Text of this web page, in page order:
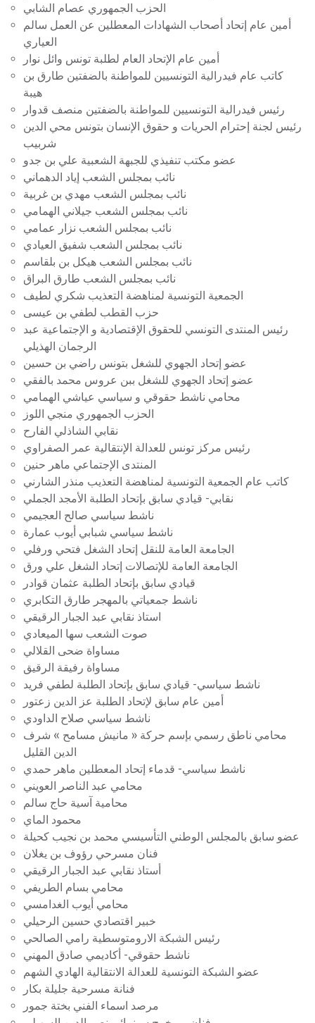
الحزب الجمهوري عصام الشابي
أمين عام إتحاد أصحاب الشهادات المعطلين عن العمل سالم
العياري
أمين عام الإتحاد العام لطلبة تونس وائل نوار
كاتب عام فيدرالية التونسيين للمواطنة بالضفتين طارق بن
هيبة
رئيس فيدرالية التونسيين للمواطنة بالضفتين منصف قدوار
رئيس لجنة إحترام الحريات و حقوق الإنسان بتونس محي الدين
شربيب
عضو مكتب تنفيذي للجبهة الشعبية علي بن جدو
نائب بمجلس الشعب إياد الدهماني
نائب بمجلس الشعب مهدي بن غربية
نائب بمجلس الشعب جيلاني الهمامي
نائب بمجلس الشعب نزار عمامي
نائب بمجلس الشعب شفيق العيادي
نائب بمجلس الشعب هيكل بن بلقاسم
نائب بمجلس الشعب طارق البراق
الجمعية التونسية لمناهضة التعذيب شكري لطيف
حزب القطب لطفي بن عيسى
رئيس المنتدى التونسي للحقوق الإقتصادية و الإجتماعية عبد
الرجمان الهذيلي
عضو إتحاد الجهوي للشغل بتونس راضي بن حسين
عضو إتحاد الجهوي للشغل ببن عروس محمد بالفقي
محامي ناشط حقوقي و سياسي عياشي الهمامي
الحزب الجمهوري منجي اللوز
نقابي الشاذلي الفارح
رئيس مركز تونس للعدالة الإنتقالية عمر الصفراوي
المنتدى الإجتماعي ماهر حنين
كاتب عام الجمعية التونسية لمناهضة التعذيب منذر الشارني
نقابي- قيادي سابق بإتحاد الطلبة الأمجد الجملي
ناشط سياسي صالح العجيمي
ناشط سياسي شبابي أيوب عمارة
الجامعة العامة للنقل إتحاد الشغل فتحي ورفلي
الجامعة العامة للإتصالات إتحاد الشغل علي ورق
قيادي سابق بإتحاد الطلبة عثمان قوادر
ناشط جمعياتي بالمهجر طارق التكابري
استاذ نقابي عبد الجبار الرقيقي
صوت الشعب سها الميعادي
مساواة ضحى القلالي
مساواة رفيقة الرقيق
ناشط سياسي- قيادي سابق بإتحاد الطلبة لطفي فريد
أمين عام سابق لإتحاد الطلبة عز الدين زعتور
ناشط سياسي صلاح الداودي
محامي ناطق رسمي بإسم حركة « مانيش مسامح » شرف
الدين القليل
ناشط سياسي- قدماء إتحاد المعطلين ماهر حمدي
محامي عبد الناصر العويني
محامية آسية حاج سالم
محمود الماي
عضو سابق بالمجلس الوطني التأسيسي محمد بن نجيب كحيلة
فنان مسرحي رؤوف بن يغلان
أستاذ نقابي عبد الجبار الرقيقي
محامي بسام الطريفي
محامي أيوب الغدامسي
خبير اقتصادي حسين الرحيلي
رئيس الشبكة الارومتوسطية رامي الصالحي
ناشط حقوقي- أكاديمي صادق المهني
عضو الشبكة التونسية للعدالة الانتقالية الهادي الشهم
فنانة مسرحية جليلة بكار
مرصد اسماء الفني بختة جمور